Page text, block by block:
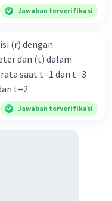
Jawaban terverifikasi
(r) dengan
dan (t) dalam
saat t=1 dan t=3
t=2
Jawaban terverifikasi